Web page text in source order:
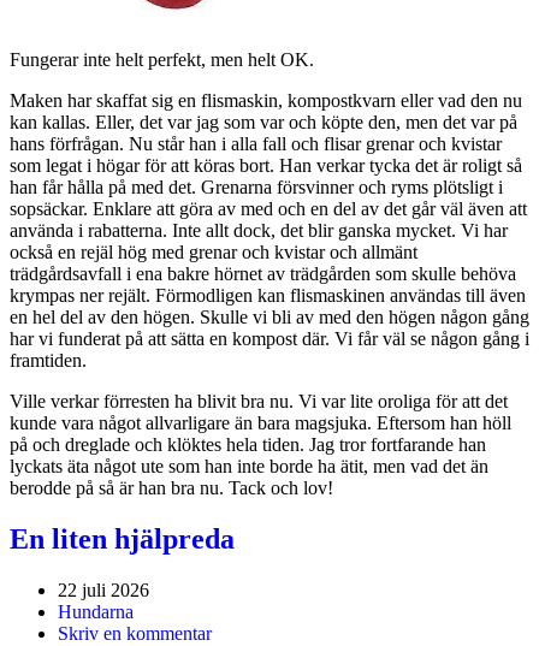
Fungerar inte helt perfekt, men helt OK.
Maken har skaffat sig en flismaskin, kompostkvarn eller vad den nu
kan kallas. Eller, det var jag som var och köpte den, men det var på
hans förfrågan. Nu står han i alla fall och flisar grenar och kvistar
som legat i högar för att köras bort. Han verkar tycka det är roligt så
han får hålla på med det. Grenarna försvinner och ryms plötsligt i
sopsäckar. Enklare att göra av med och en del av det går väl även att
använda i rabatterna. Inte allt dock, det blir ganska mycket. Vi har
också en rejäl hög med grenar och kvistar och allmänt
trädgårdsavfall i ena bakre hörnet av trädgården som skulle behöva
krympas ner rejält. Förmodligen kan flismaskinen användas till även
en hel del av den högen. Skulle vi bli av med den högen någon gång
har vi funderat på att sätta en kompost där. Vi får väl se någon gång i
framtiden.
Ville verkar förresten ha blivit bra nu. Vi var lite oroliga för att det
kunde vara något allvarligare än bara magsjuka. Eftersom han höll
på och dreglade och klöktes hela tiden. Jag tror fortfarande han
lyckats äta något ute som han inte borde ha ätit, men vad det än
berodde på så är han bra nu. Tack och lov!
En liten hjälpreda
22 juli 2026
Hundarna
Skriv en kommentar